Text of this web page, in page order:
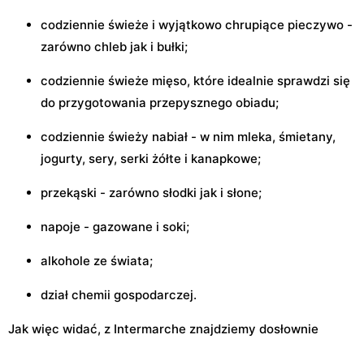
codziennie świeże i wyjątkowo chrupiące pieczywo -
zarówno chleb jak i bułki;
codziennie świeże mięso, które idealnie sprawdzi się
do przygotowania przepysznego obiadu;
codziennie świeży nabiał - w nim mleka, śmietany,
jogurty, sery, serki żółte i kanapkowe;
przekąski - zarówno słodki jak i słone;
napoje - gazowane i soki;
alkohole ze świata;
dział chemii gospodarczej.
Jak więc widać, z Intermarche znajdziemy dosłownie